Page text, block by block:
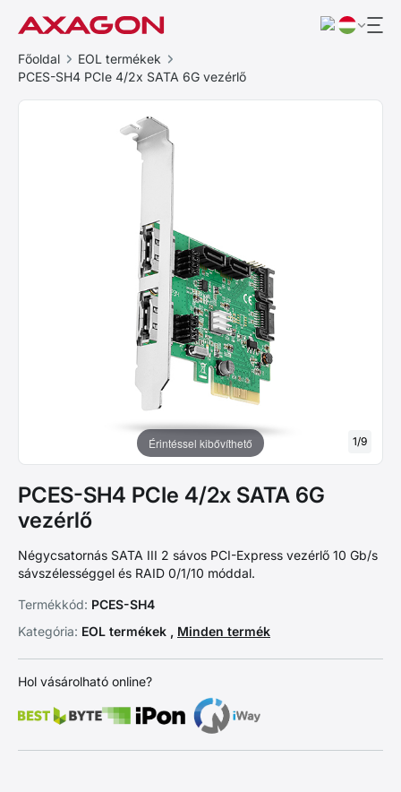
Főoldal
EOL termékek
PCES-SH4 PCIe 4/2x SATA 6G vezérlő
Érintéssel kibővíthető 1/9
PCES-SH4 PCIe 4/2x SATA 6G
vezérlő
Négycsatornás SATA III 2 sávos PCI-Express vezérlő 10 Gb/s
sávszélességgel és RAID 0/1/10 móddal.
Termékkód: PCES-SH4
Kategória: EOL termékek , Minden termék
Hol vásárolható online?